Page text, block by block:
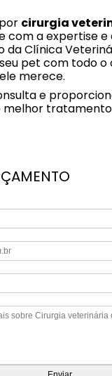
cirurgia
com a expertise e
da Clínica
pet com todo o
merece.
e
melhor